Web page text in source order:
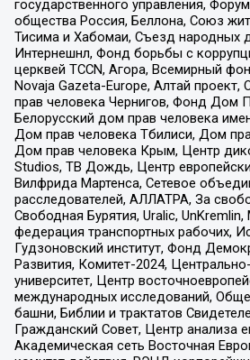
государственного управления,
общества Россия, Беллона, Союз
Тисима и Хабомаи, Съезд народных
Интернешнл, Фонд борьбы с
церквей TCCN, Агора, Всемирный
Novaja Gazeta-Europe, Алтай
прав человека Чернигов, Фонд Дом
Белорусский дом прав человека
Дом прав человека Тбилиси, Дом
Дом прав человека Крым, Центр
Studios, ТВ Дождь, Центр
Вилфрида Мартенса, Сетевое
расследователей, АЛЛАТРА, За
Свободная Бурятия, Uralic,
федерация транспортных рабочих,
Гудзоновский институт, Фонд
Развития, Комитет-2024,
университет, Центр
международных исследований,
башни, Библии и трактатов
Гражданский Совет, Центр анализа
Академическая сеть Восточная